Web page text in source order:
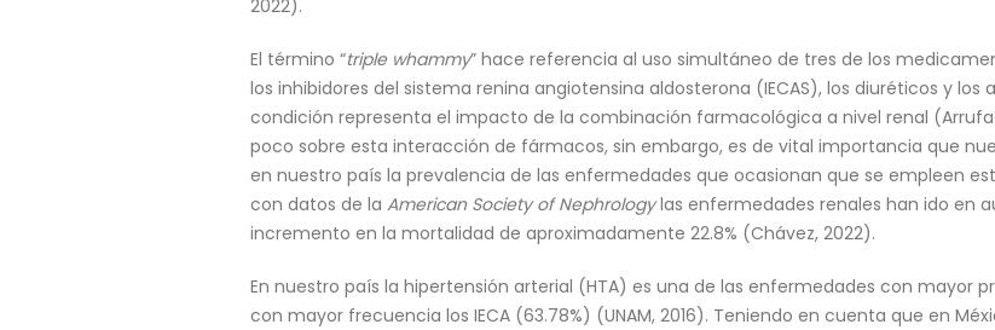
2022).
El término “triple whammy” hace referencia al uso simultáneo de tres de los
los inhibidores del sistema renina angiotensina aldosterona (IECAS), los diuréticos y los
condición representa el impacto de la combinación farmacológica a nivel renal
poco sobre esta interacción de fármacos, sin embargo, es de vital importancia que
en nuestro país la prevalencia de las enfermedades que ocasionan que se empleen
con datos de la American Society of Nephrologylas enfermedades renales han ido en
incremento en la mortalidad de aproximadamente 22.8% (Chávez, 2022).
En nuestro país la hipertensión arterial (HTA) es una de las enfermedades con mayor
con mayor frecuencia los IECA (63.78%) (UNAM, 2016). Teniendo en cuenta que en